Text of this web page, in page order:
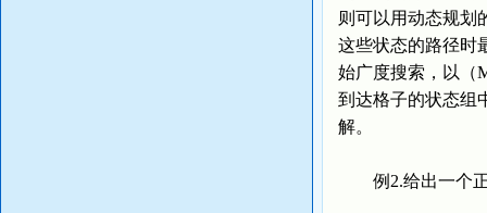
则可以用动态规划
这些状态的路径时
始广度搜索，以（
到达格子的状态组
解。
例2.给出一个正